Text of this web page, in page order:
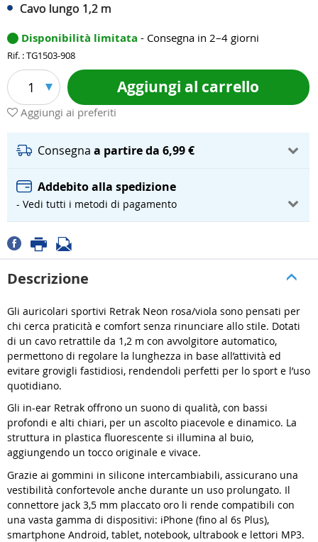
Cavo lungo 1,2 m
Disponibilità limitata - Consegna in 2–4 giorni
Rif. : TG1503-908
1 Aggiungi al carrello
Aggiungi ai preferiti
Consegna a partire da 6,99 €
Addebito alla spedizione
- Vedi tutti i metodi di pagamento
Descrizione
Gli auricolari sportivi Retrak Neon rosa/viola sono pensati per
chi cerca praticità e comfort senza rinunciare allo stile. Dotati
di un cavo retrattile da 1,2 m con avvolgitore automatico,
permettono di regolare la lunghezza in base all’attività ed
evitare grovigli fastidiosi, rendendoli perfetti per lo sport e l’uso
quotidiano.
Gli in-ear Retrak offrono un suono di qualità, con bassi
profondi e alti chiari, per un ascolto piacevole e dinamico. La
struttura in plastica fluorescente si illumina al buio,
aggiungendo un tocco originale e vivace.
Grazie ai gommini in silicone intercambiabili, assicurano una
vestibilità confortevole anche durante un uso prolungato. Il
connettore jack 3,5 mm placcato oro li rende compatibili con
una vasta gamma di dispositivi: iPhone (fino al 6s Plus),
smartphone Android, tablet, notebook, ultrabook e lettori MP3.